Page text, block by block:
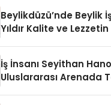
Beylikdüzü’nde Beylik
Yıldır Kalite ve
İş İnsanı Seyithan
Uluslararası Arenada